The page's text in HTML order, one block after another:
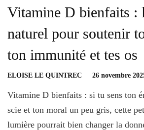
Vitamine D bienfaits :
naturel pour soutenir
ton immunité et tes os
ELOISE LE QUINTREC 26 novembre
Vitamine D bienfaits : si tu sens ton
scie et ton moral un peu gris, cette
lumière pourrait bien changer la